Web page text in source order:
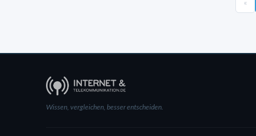
«
Wissen, vergleichen, besser entscheiden.